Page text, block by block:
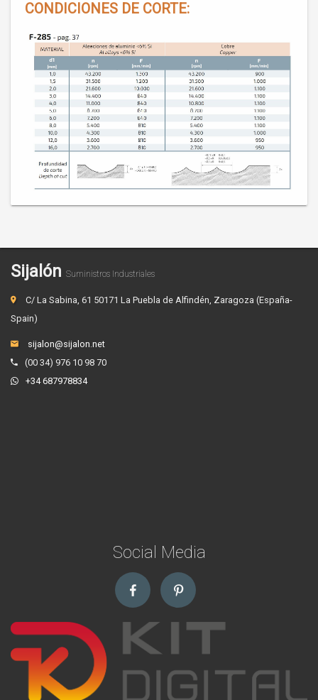
CONDICIONES DE CORTE:
Sijalón Suministros Industriales
C/ La Sabina, 61 50171 La Puebla de Alfindén, Zaragoza (España-
Spain)
sijalon@sijalon.net
(00 34) 976 10 98 70
+34 687978834
Social Media